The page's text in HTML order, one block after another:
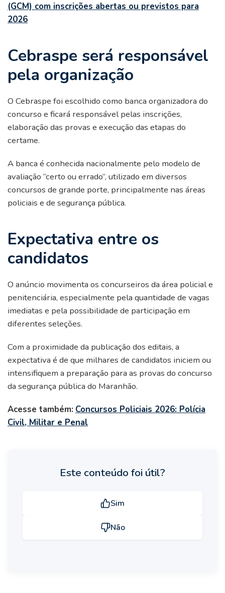
(GCM) com inscrições abertas ou previstos para
2026
Cebraspe será responsável
pela organização
O Cebraspe foi escolhido como banca organizadora do
concurso e ficará responsável pelas inscrições,
elaboração das provas e execução das etapas do
certame.
A banca é conhecida nacionalmente pelo modelo de
avaliação “certo ou errado”, utilizado em diversos
concursos de grande porte, principalmente nas áreas
policiais e de segurança pública.
Expectativa entre os
candidatos
O anúncio movimenta os concurseiros da área policial e
penitenciária, especialmente pela quantidade de vagas
imediatas e pela possibilidade de participação em
diferentes seleções.
Com a proximidade da publicação dos editais, a
expectativa é de que milhares de candidatos iniciem ou
intensifiquem a preparação para as provas do concurso
da segurança pública do Maranhão.
Acesse também: Concursos Policiais 2026: Polícia
Civil, Militar e Penal
Este conteúdo foi útil?
Sim
Não